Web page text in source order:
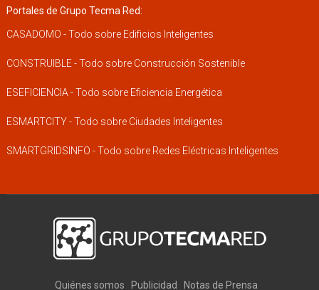
Portales de Grupo Tecma Red:
CASADOMO - Todo sobre Edificios Inteligentes
CONSTRUIBLE - Todo sobre Construcción Sostenible
ESEFICIENCIA - Todo sobre Eficiencia Energética
ESMARTCITY - Todo sobre Ciudades Inteligentes
SMARTGRIDSINFO - Todo sobre Redes Eléctricas Inteligentes
Quiénes somos Publicidad Notas de Prensa